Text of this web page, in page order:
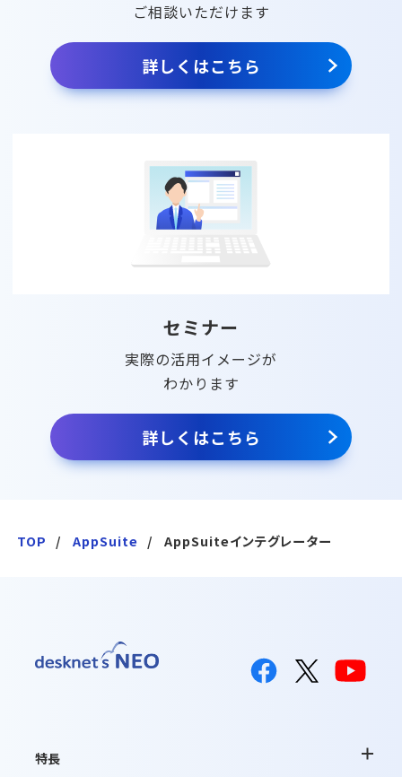
ご相談いただけます
詳しくはこちら
セミナー
実際の活用イメージが
わかります
詳しくはこちら
TOP AppSuite AppSuiteインテグレーター
特長